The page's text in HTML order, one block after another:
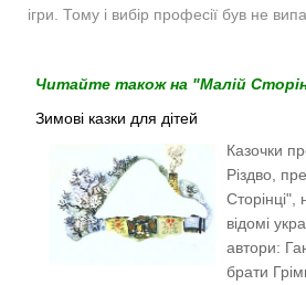
ігри. Тому і вибір професії був не
Читайте також на "Малій
Зимові казки для дітей
Казочки
Різдво,
Сторінці",
відомі
автори:
брати